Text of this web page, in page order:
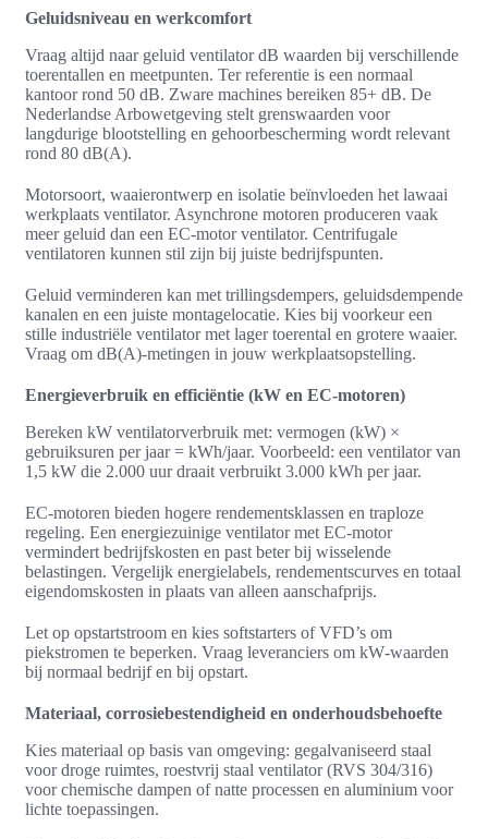
Geluidsniveau en werkcomfort
Vraag altijd naar geluid ventilator dB waarden bij verschillende
toerentallen en meetpunten. Ter referentie is een normaal
kantoor rond 50 dB. Zware machines bereiken 85+ dB. De
Nederlandse Arbowetgeving stelt grenswaarden voor
langdurige blootstelling en gehoorbescherming wordt relevant
rond 80 dB(A).
Motorsoort, waaierontwerp en isolatie beïnvloeden het lawaai
werkplaats ventilator. Asynchrone motoren produceren vaak
meer geluid dan een EC‑motor ventilator. Centrifugale
ventilatoren kunnen stil zijn bij juiste bedrijfspunten.
Geluid verminderen kan met trillingsdempers, geluidsdempende
kanalen en een juiste montagelocatie. Kies bij voorkeur een
stille industriële ventilator met lager toerental en grotere waaier.
Vraag om dB(A)‑metingen in jouw werkplaatsopstelling.
Energieverbruik en efficiëntie (kW en EC-motoren)
Bereken kW ventilatorverbruik met: vermogen (kW) ×
gebruiksuren per jaar = kWh/jaar. Voorbeeld: een ventilator van
1,5 kW die 2.000 uur draait verbruikt 3.000 kWh per jaar.
EC‑motoren bieden hogere rendementsklassen en traploze
regeling. Een energiezuinige ventilator met EC‑motor
vermindert bedrijfskosten en past beter bij wisselende
belastingen. Vergelijk energielabels, rendementscurves en totaal
eigendomskosten in plaats van alleen aanschafprijs.
Let op opstartstroom en kies softstarters of VFD’s om
piekstromen te beperken. Vraag leveranciers om kW‑waarden
bij normaal bedrijf en bij opstart.
Materiaal, corrosiebestendigheid en onderhoudsbehoefte
Kies materiaal op basis van omgeving: gegalvaniseerd staal
voor droge ruimtes, roestvrij staal ventilator (RVS 304/316)
voor chemische dampen of natte processen en aluminium voor
lichte toepassingen.